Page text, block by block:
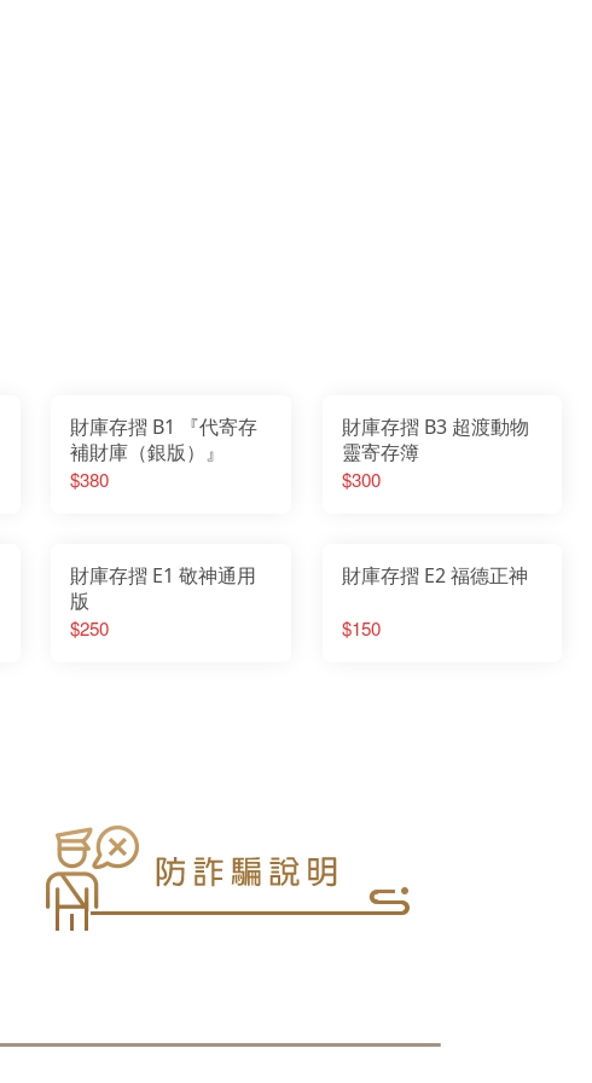
財庫存摺 B1 『代寄存
補財庫（銀版）』
$380
財庫存摺 B3 超渡動物
靈寄存簿
$300
財庫存摺 E1 敬神通用
版
$250
財庫存摺 E2 福德正神
$150